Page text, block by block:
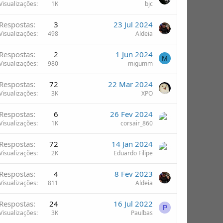
1K bjc
Respostas 3
498
23 Jul 2024
Aldeia
Respostas 2
980
1 Jun 2024
migumm
M
Respostas 72
3K
22 Mar 2024
XPO
Respostas 6
1K
26 Fev 2024
corsair_860
Respostas 72
2K
14 Jan 2024
Eduardo Filipe
Respostas 4
811
8 Fev 2023
Aldeia
Respostas 24
3K
16 Jul 2022
Paulbas
P